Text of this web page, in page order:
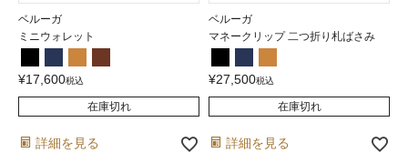
ベルーガ
ミニウォレット
¥17,600税込
在庫切れ
詳細を見る
ベルーガ
マネークリップ 二つ折り札ばさみ
¥27,500税込
在庫切れ
詳細を見る